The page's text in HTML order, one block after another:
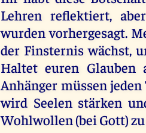
Lehren reflektiert,
wurden vorhergesagt.
der Finsternis wächst,
Haltet euren Glauben
Anhänger müssen
wird Seelen stärken
Wohlwollen (bei Gott)